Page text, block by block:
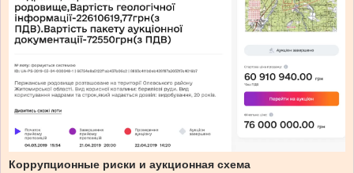
Коррупционные риски и аукционная схема